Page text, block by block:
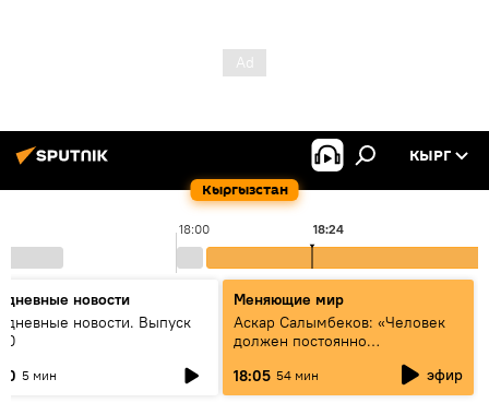
Кыргызстан
КЫРГ
18:00 18:24
новости
новости. Выпуск
5 мин
Меняющие мир
Аскар Салымбеков: «Человек
должен постоянно
18:05 54 мин эфир